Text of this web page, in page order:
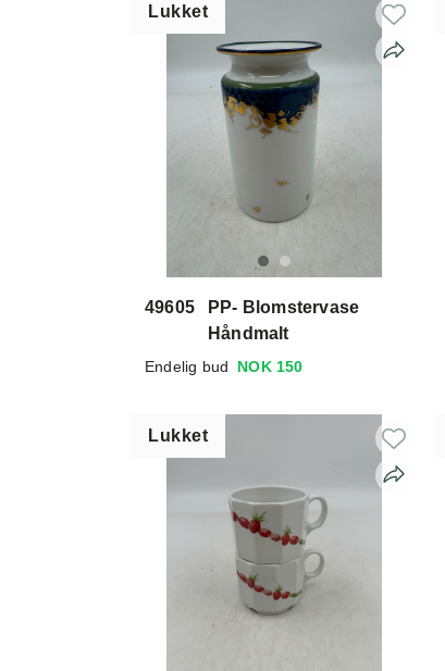
Lukket
49605
PP- Blomstervase
Håndmalt
Endelig bud NOK 150
Lukket